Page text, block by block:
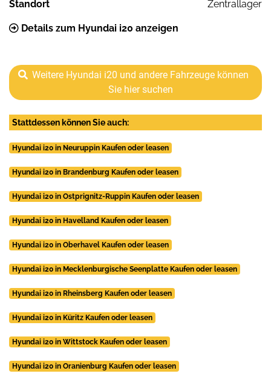
Standort Zentrallager
Details zum Hyundai i20 anzeigen
Weitere Hyundai i20 und andere Fahrzeuge können
Sie hier suchen
Stattdessen können Sie auch:
Hyundai i20 in Neuruppin Kaufen oder leasen
Hyundai i20 in Brandenburg Kaufen oder leasen
Hyundai i20 in Ostprignitz-Ruppin Kaufen oder leasen
Hyundai i20 in Havelland Kaufen oder leasen
Hyundai i20 in Oberhavel Kaufen oder leasen
Hyundai i20 in Mecklenburgische Seenplatte Kaufen oder leasen
Hyundai i20 in Rheinsberg Kaufen oder leasen
Hyundai i20 in Küritz Kaufen oder leasen
Hyundai i20 in Wittstock Kaufen oder leasen
Hyundai i20 in Oranienburg Kaufen oder leasen